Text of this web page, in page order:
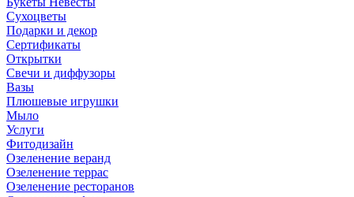
Сухоцветы
Подарки и декор
Сертификаты
Открытки
Свечи и диффузоры
Вазы
Плюшевые игрушки
Мыло
Услуги
Фитодизайн
Озеленение веранд
Озеленение террас
Озеленение ресторанов